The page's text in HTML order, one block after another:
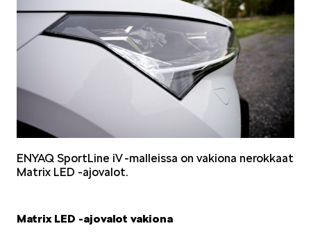
ENYAQ
ELROQ
ENYAQ SportLine iV -malleissa on vakiona nerokkaat
Matrix LED -ajovalot.
Matrix LED -ajovalot vakiona